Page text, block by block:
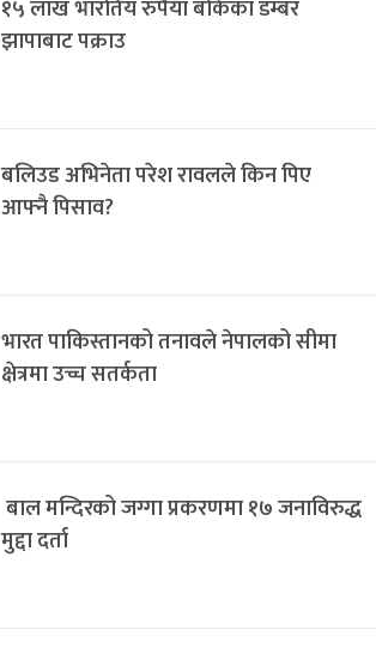
१५ लाख भारतिय रुपैयाँ बोकेका डम्बर
झापाबाट पक्राउ
बलिउड अभिनेता परेश रावलले किन पिए
आफ्नै पिसाव?
भारत पाकिस्तानको तनावले नेपालको सीमा
क्षेत्रमा उच्च सतर्कता
बाल मन्दिरको जग्गा प्रकरणमा १७ जनाविरुद्ध
मुद्दा दर्ता